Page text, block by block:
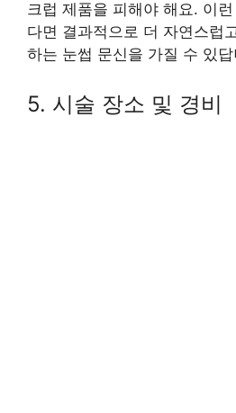
크럽 제품을 피해야 해요. 이
다면 결과적으로 더 자연스럽
하는 눈썹 문신을 가질 수 있
5. 시술 장소 및 경비